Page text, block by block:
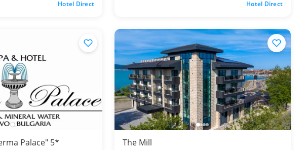
Hotel Direct
Hotel Direct
Palace" 5* The Mill